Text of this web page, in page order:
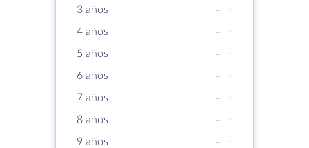
3 años
-
-
4 años
-
-
5 años
-
-
6 años
-
-
7 años
-
-
8 años
-
-
9 años
-
-